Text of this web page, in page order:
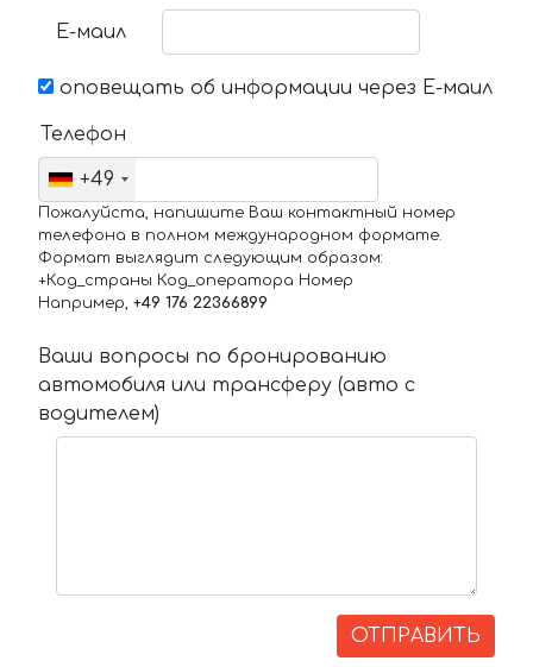
Е-маил
оповещать об информации через Е-маил
Телефон
+49
Пожалуйста, напишите Ваш контактный номер
телефона в полном международном формате.
Формат выглядит следующим образом:
+Код_страны Код_оператора Номер
Например, +49 176 22366899
Ваши вопросы по бронированию
автомобиля или трансферу (авто с
водителем)
ОТПРАВИТЬ